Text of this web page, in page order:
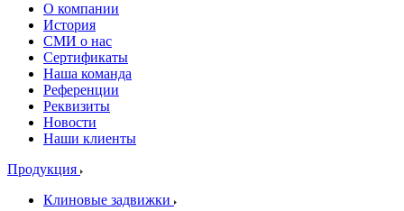
О компании
История
СМИ о нас
Cертификаты
Наша команда
Референции
Реквизиты
Новости
Наши клиенты
Продукция
Клиновые задвижки